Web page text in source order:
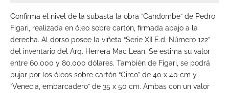
Confirma el nivel de la subasta la obra “Candombe” de Pedro
Figari, realizada en óleo sobre cartón, firmada abajo a la
derecha. Al dorso posee la viñeta “Serie XII E.d. Número 122”
del inventario del Arq. Herrera Mac Lean. Se estima su valor
entre 60.000 y 80.000 dólares. También de Figari, se podrá
pujar por los óleos sobre cartón “Circo” de 40 x 40 cm y
“Venecia, embarcadero” de 35 x 50 cm. Ambas con un valor